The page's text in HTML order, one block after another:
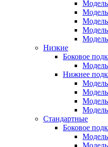
Низкие
Боковое
Нижнее
Стандартные
Боковое